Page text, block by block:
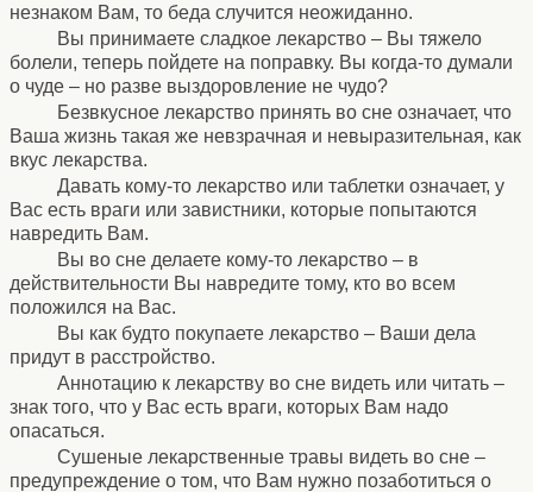
незнаком Вам, то беда случится неожиданно.
Вы принимаете сладкое лекарство – Вы тяжело
болели, теперь пойдете на поправку. Вы когда-то думали
о чуде – но разве выздоровление не чудо?
Безвкусное лекарство принять во сне означает, что
Ваша жизнь такая же невзрачная и невыразительная, как
вкус лекарства.
Давать кому-то лекарство или таблетки означает, у
Вас есть враги или завистники, которые попытаются
навредить Вам.
Вы во сне делаете кому-то лекарство – в
действительности Вы навредите тому, кто во всем
положился на Вас.
Вы как будто покупаете лекарство – Ваши дела
придут в расстройство.
Аннотацию к лекарству во сне видеть или читать –
знак того, что у Вас есть враги, которых Вам надо
опасаться.
Сушеные лекарственные травы видеть во сне –
предупреждение о том, что Вам нужно позаботиться о